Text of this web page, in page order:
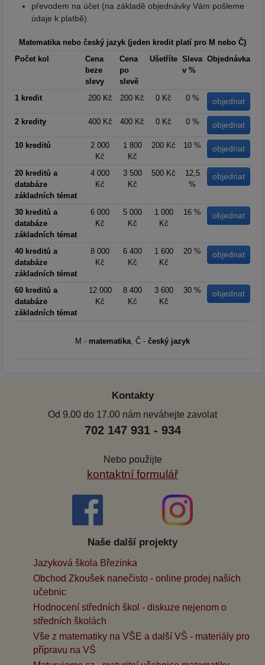
převodem na účet (na základě objednávky Vám pošleme
údaje k platbě).
Matematika nebo český jazyk (jeden kredit platí pro M nebo Č)
Počet kol
Cena
beze
slevy
Cena
po
slevě
Ušetříte Sleva
v %
Objednávka
1 kredit 200 Kč 200 Kč 0 Kč 0 %
2 kredity 400 Kč 400 Kč 0 Kč 0 %
10 kreditů
2 000
Kč
1 800
Kč
200 Kč 10 %
20 kreditů a
databáze
základních témat
4 000
Kč
3 500
Kč
500 Kč
12,5
%
30 kreditů a
databáze
základních témat
6 000
Kč
5 000
Kč
1 000
Kč
16 %
40 kreditů a
databáze
základních témat
8 000
Kč
6 400
Kč
1 600
Kč
20 %
60 kreditů a
databáze
základních témat
12 000
Kč
8 400
Kč
3 600
Kč
30 %
M - matematika , Č - český jazyk
Kontakty
Od 9.00 do 17.00 nám neváhejte zavolat
702 147 931 - 934
Nebo použijte
kontaktní formulář
Naše další projekty
Jazyková škola Březinka
Obchod Zkoušek nanečisto - online prodej našich
učebnic
Hodnocení středních škol - diskuze nejenom o
středních školách
Vše z matematiky na VŠE a další VŠ - materiály pro
přípravu na VŠ